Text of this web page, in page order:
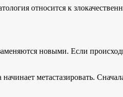
относится к
новыми. Если
метастазировать.